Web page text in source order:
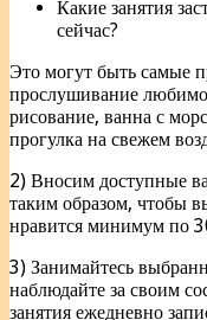
Какие занятия
сейчас?
Это могут быть самые
прослушивание
рисование, ванна с
прогулка на свежем
2) Вносим доступные
таким образом, чтобы
нравится минимум по
3) Занимайтесь
наблюдайте за своим
занятия ежедневно